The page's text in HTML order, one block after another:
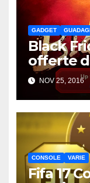
GADGET
Black
offerte
NOV 25, 2016
CONSOLE VARIE
Fifa 17